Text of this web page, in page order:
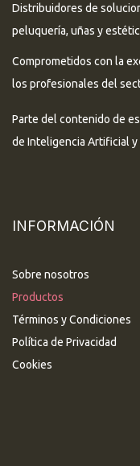
Distribuidores de
peluquería, uñas y
Comprometidos con la
los profesionales del
Parte del contenido de
de Inteligencia Artificial
INFORMACIÓN
Sobre nosotros
Productos
Términos y Condiciones
Política de Privacidad
Cookies